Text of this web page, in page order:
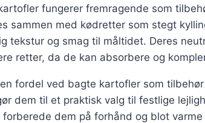
fungerer fremragende som
sammen med kødretter som stegt
tekstur og smag til måltidet. Deres
retter, da de kan absorbere og
fordel ved bagte kartofler som
dem til et praktisk valg til festlige
forberede dem på forhånd og blot